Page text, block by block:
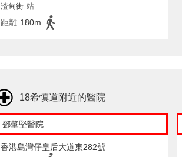
渣甸街 站
距離 180m
18希慎道附近的醫院
鄧肇堅醫院
香港島灣仔皇后大道東282號